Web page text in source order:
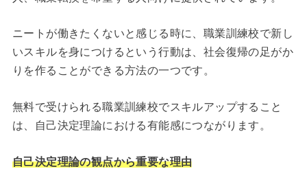
ニートが働きたくないと感じる時に、職業訓練校で新し
いスキルを身につけるという行動は、社会復帰の足がか
りを作ることができる方法の一つです。
無料で受けられる職業訓練校でスキルアップすること
は、自己決定理論における有能感につながります。
自己決定理論の観点から重要な理由